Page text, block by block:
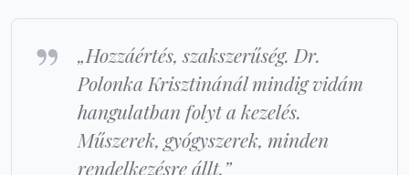
„Hozzáértés, szakszerűség. Dr.
Polonka Krisztinánál mindig vidám
hangulatban folyt a kezelés.
Műszerek, gyógyszerek, minden
rendelkezésre állt.”